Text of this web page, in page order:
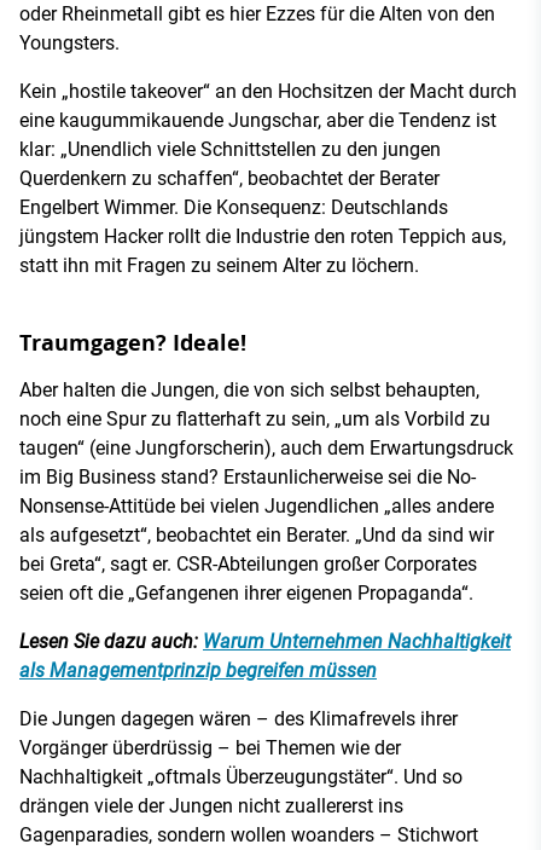
oder Rheinmetall gibt es hier Ezzes für die Alten von den
Youngsters.
Kein „hostile takeover“ an den Hochsitzen der Macht durch
eine kaugummikauende Jungschar, aber die Tendenz ist
klar: „Unendlich viele Schnittstellen zu den jungen
Querdenkern zu schaffen“, beobachtet der Berater
Engelbert Wimmer. Die Konsequenz: Deutschlands
jüngstem Hacker rollt die Industrie den roten Teppich aus,
statt ihn mit Fragen zu seinem Alter zu löchern.
Traumgagen? Ideale!
Aber halten die Jungen, die von sich selbst behaupten,
noch eine Spur zu flatterhaft zu sein, „um als Vorbild zu
taugen“ (eine Jungforscherin), auch dem Erwartungsdruck
im Big Business stand? Erstaunlicherweise sei die No-
Nonsense-Attitüde bei vielen Jugendlichen „alles andere
als aufgesetzt“, beobachtet ein Berater. „Und da sind wir
bei Greta“, sagt er. CSR-Abteilungen großer Corporates
seien oft die „Gefangenen ihrer eigenen Propaganda“.
Lesen Sie dazu auch: Warum Unternehmen Nachhaltigkeit
als Managementprinzip begreifen müssen
Die Jungen dagegen wären – des Klimafrevels ihrer
Vorgänger überdrüssig – bei Themen wie der
Nachhaltigkeit „oftmals Überzeugungstäter“. Und so
drängen viele der Jungen nicht zuallererst ins
Gagenparadies, sondern wollen woanders – Stichwort